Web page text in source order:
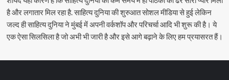
है और लगातार मिल रहा है. साहित्य दुनिया की शुरुआत सोशल मीडिया से हुई लेकिन
जल्द ही साहित्य दुनिया ने मुंबई में अपनी वर्कशॉप और परिचर्चा आदि भी शुरू की है। ये
एक ऐसा सिलसिला है जो अभी भी जारी है और इसे आगे बढ़ाने के लिए हम प्रयासरत हैं।